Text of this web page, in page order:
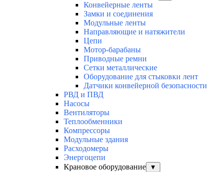
Конвейерные ленты
Замки и соединения
Модульные ленты
Направляющие и натяжители
Цепи
Мотор-барабаны
Приводные ремни
Сетки металлические
Оборудование для стыковки лент
Датчики конвейерной безопасности
РВД и ПВД
Насосы
Вентиляторы
Теплообменники
Компрессоры
Модульные здания
Расходомеры
Энергоцепи
Крановое оборудование
▼